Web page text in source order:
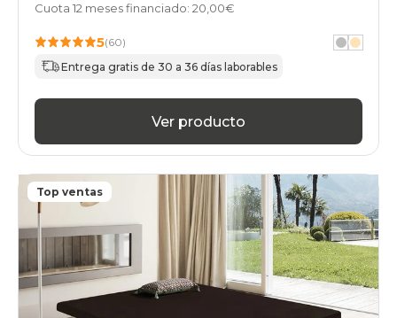
Cuota 12 meses financiado: 20,00€
5(60)
Entrega gratis de 30 a 36 días laborables
Ver producto
Top ventas